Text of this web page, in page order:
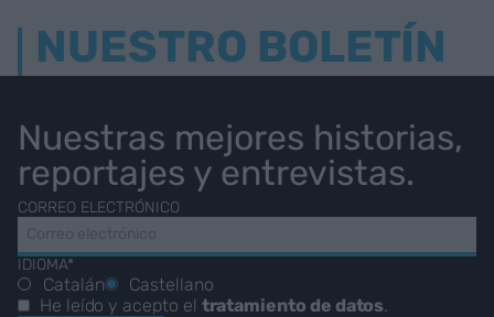
NUESTRO BOLETÍN
Nuestras mejores historias,
reportajes y entrevistas.
CORREO ELECTRÓNICO
IDIOMA*
Catalán
Castellano
He leído y acepto el tratamiento de datos